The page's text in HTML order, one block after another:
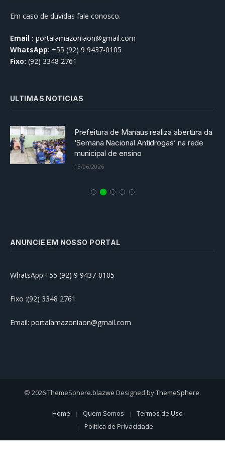
Em caso de duvidas fale conosco.
Email : portalamazoniaon@gmail.com
WhatsApp: +55 (92) 9 9437-0105
Fixo: (92) 3348 2761
ULTIMAS NOTICIAS
Prefeitura de Manaus realiza abertura da
‘Semana Nacional Antidrogas’ na rede
municipal de ensino
15/06/2026
ANUNCIE EM NOSSO PORTAL
WhatsApp:+55 (92) 9 9437-0105
Fixo :(92) 3348 2761
Email: portalamazoniaon@gmail.com
© 2026 ThemeSphere.blazwe Designed byThemeSphere.
Home Quem Somos
Termos de Uso
Politica de Privacidade